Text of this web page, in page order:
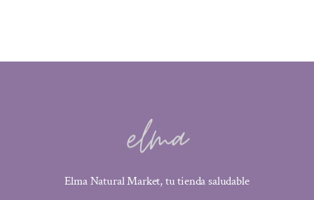
Elma Natural Market, tu tienda saludable